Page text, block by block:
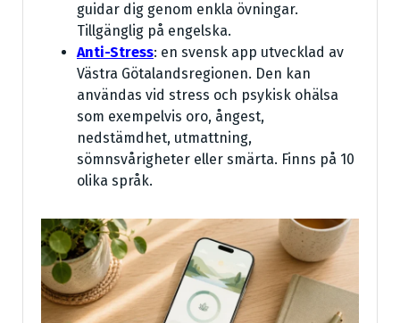
guidar dig genom enkla övningar.
Tillgänglig på engelska.
Anti-Stress: en svensk app utvecklad av
Västra Götalandsregionen. Den kan
användas vid stress och psykisk ohälsa
som exempelvis oro, ångest,
nedstämdhet, utmattning,
sömnsvårigheter eller smärta. Finns på 10
olika språk.